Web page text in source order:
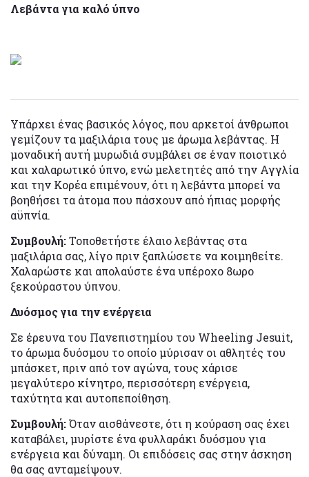
Λεβάντα για καλό ύπνο
Υπάρχει ένας βασικός λόγος, που αρκετοί άνθρωποι
γεμίζουν τα μαξιλάρια τους με άρωμα λεβάντας. Η
μοναδική αυτή μυρωδιά συμβάλει σε έναν ποιοτικό
και χαλαρωτικό ύπνο, ενώ μελετητές από την Αγγλία
και την Κορέα επιμένουν, ότι η λεβάντα μπορεί να
βοηθήσει τα άτομα που πάσχουν από ήπιας μορφής
αϋπνία.
Συμβουλή:Τοποθετήστε έλαιο λεβάντας στα
μαξιλάρια σας, λίγο πριν ξαπλώσετε να κοιμηθείτε.
Χαλαρώστε και απολαύστε ένα υπέροχο 8ωρο
ξεκούραστου ύπνου.
Δυόσμος για την ενέργεια
Σε έρευνα του Πανεπιστημίου του Wheeling Jesuit,
το άρωμα δυόσμου το οποίο μύρισαν οι αθλητές του
μπάσκετ, πριν από τον αγώνα, τους χάρισε
μεγαλύτερο κίνητρο, περισσότερη ενέργεια,
ταχύτητα και αυτοπεποίθηση.
Συμβουλή:Όταν αισθάνεστε, ότι η κούραση σας έχει
καταβάλει, μυρίστε ένα φυλλαράκι δυόσμου για
ενέργεια και δύναμη. Οι επιδόσεις σας στην άσκηση
θα σας ανταμείψουν.